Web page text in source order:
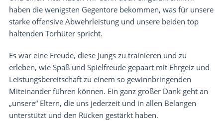
haben die wenigsten Gegentore bekommen, was für unsere
starke offensive Abwehrleistung und unsere beiden top
haltenden Torhüter spricht.
Es war eine Freude, diese Jungs zu trainieren und zu
erleben, wie Spaß und Spielfreude gepaart mit Ehrgeiz und
Leistungsbereitschaft zu einem so gewinnbringenden
Miteinander führen können. Ein ganz großer Dank geht an
„unsere“ Eltern, die uns jederzeit und in allen Belangen
unterstützt und den Rücken gestärkt haben.